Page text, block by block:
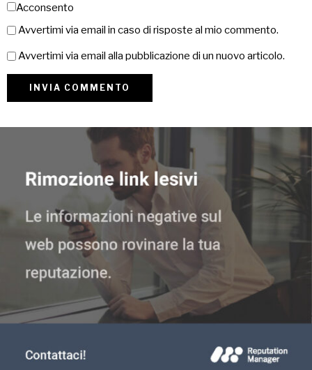
Acconsento
Avvertimi via email in caso di risposte al mio commento.
Avvertimi via email alla pubblicazione di un nuovo articolo.